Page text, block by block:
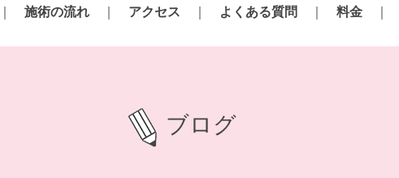
施術の流れ
アクセス よくある質問 料金
ブログ